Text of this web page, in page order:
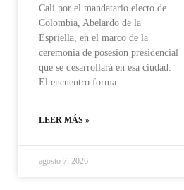
Cali por el mandatario electo de
Colombia, Abelardo de la
Espriella, en el marco de la
ceremonia de posesión presidencial
que se desarrollará en esa ciudad.
El encuentro forma
LEER MÁS »
agosto 7, 2026